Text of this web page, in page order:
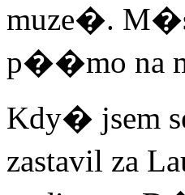
muze�.
p��mo na
Kdy�
zastavil za